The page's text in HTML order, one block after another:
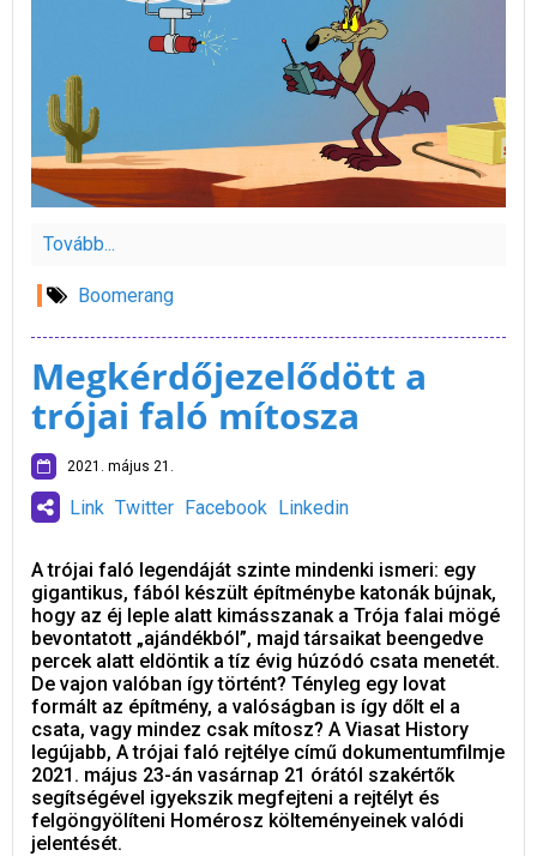
Tovább...
Boomerang
Megkérdőjezelődött a
trójai faló mítosza
2021. május 21.
Link Twitter Facebook Linkedin
A trójai faló legendáját szinte mindenki ismeri: egy
gigantikus, fából készült építménybe katonák bújnak,
hogy az éj leple alatt kimásszanak a Trója falai mögé
bevontatott „ajándékból”, majd társaikat beengedve
percek alatt eldöntik a tíz évig húzódó csata menetét.
De vajon valóban így történt? Tényleg egy lovat
formált az építmény, a valóságban is így dőlt el a
csata, vagy mindez csak mítosz? A Viasat History
legújabb, A trójai faló rejtélye című dokumentumfilmje
2021. május 23-án vasárnap 21 órától szakértők
segítségével igyekszik megfejteni a rejtélyt és
felgöngyölíteni Homérosz költeményeinek valódi
jelentését.